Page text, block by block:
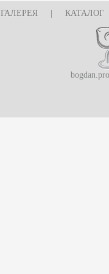
ГАЛЕРЕЯ КАТАЛОГ